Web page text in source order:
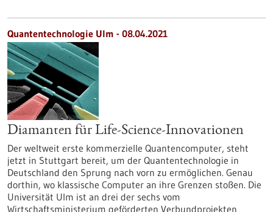
Quantentechnologie Ulm - 08.04.2021
Diamanten für Life-Science-Innovationen
Der weltweit erste kommerzielle Quantencomputer, steht
jetzt in Stuttgart bereit, um der Quantentechnologie in
Deutschland den Sprung nach vorn zu ermöglichen. Genau
dorthin, wo klassische Computer an ihre Grenzen stoßen. Die
Universität Ulm ist an drei der sechs vom
Wirtschaftsministerium geförderten Verbundprojekten